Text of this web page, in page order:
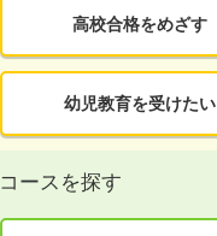
高校合格をめざす
幼児教育を受けたい
ースを探す